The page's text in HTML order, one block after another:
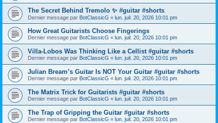
The Secret Behind Tremolo ✨ #guitar #shorts
Dernier message par BotClassicG « lun. juil. 20, 2026 10:01 pm
How Great Guitarists Choose Fingerings
Dernier message par BotClassicG « lun. juil. 20, 2026 10:01 pm
Villa-Lobos Was Thinking Like a Cellist #guitar #shorts
Dernier message par BotClassicG « lun. juil. 20, 2026 10:01 pm
Julian Bream’s Guitar Is NOT Your Guitar #guitar #shorts
Dernier message par BotClassicG « lun. juil. 20, 2026 10:01 pm
The Matrix Trick for Guitarists #guitar #shorts
Dernier message par BotClassicG « lun. juil. 20, 2026 10:01 pm
The Trap of Gripping the Guitar #guitar #shorts
Dernier message par BotClassicG « lun. juil. 20, 2026 10:01 pm